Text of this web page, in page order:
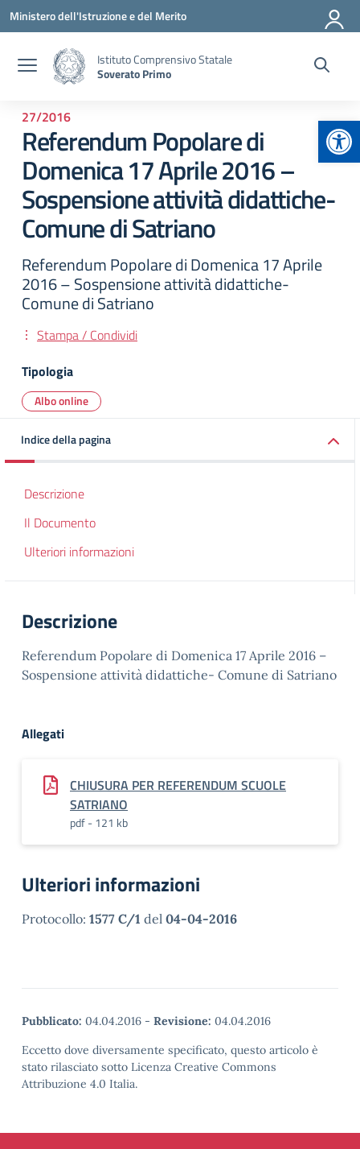
Vai ai contenuti
Vai al menu di navigazione
Vai al footer
Ministero dell'Istruzione e del Merito
Istituto Comprensivo Statale
Soverato Primo
27/2016
Referendum Popolare di
Domenica 17 Aprile 2016 –
Sospensione attività didattiche-
Comune di Satriano
Referendum Popolare di Domenica 17 Aprile
2016 – Sospensione attività didattiche-
Comune di Satriano
Stampa / Condividi
Tipologia
Albo online
Indice della pagina
Descrizione
Il Documento
Ulteriori informazioni
Descrizione
Referendum Popolare di Domenica 17 Aprile 2016 –
Sospensione attività didattiche- Comune di Satriano
Allegati
CHIUSURA PER REFERENDUM SCUOLE
SATRIANO
pdf - 121 kb
Ulteriori informazioni
Protocollo: 1577 C/1 del 04-04-2016
Pubblicato: 04.04.2016 - Revisione: 04.04.2016
Eccetto dove diversamente specificato, questo articolo è
stato rilasciato sotto Licenza Creative Commons
Attribuzione 4.0 Italia.